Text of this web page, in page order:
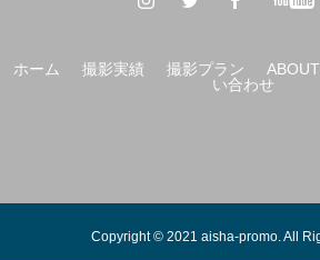
ホーム 撮影実績 撮影プラン ABOUT
い合わせ
Copyright © 2021 aisha-promo. All